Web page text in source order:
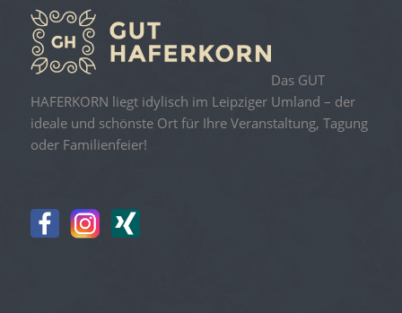
Das GUT
HAFERKORN liegt idylisch im Leipziger Umland – der
ideale und schönste Ort für Ihre Veranstaltung, Tagung
oder Familienfeier!